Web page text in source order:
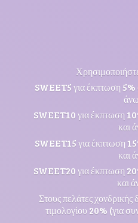
SWEET5 για έκπτωση 5%
SWEET10 για έκπτωση
και
SWEET15 για έκπτωση
και
SWEET20 για έκπτωση
και
Στους πελάτες χονδρικής
τιμολογίου 20% (για